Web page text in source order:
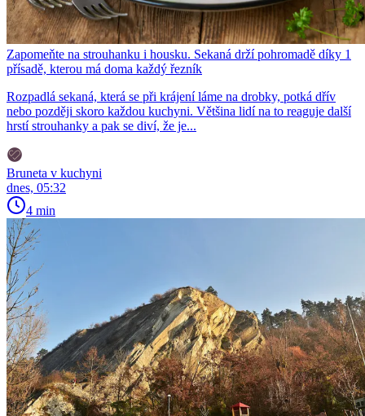
Zapomeňte na strouhanku i housku. Sekaná drží pohromadě díky 1
přísadě, kterou má doma každý řezník
Rozpadlá sekaná, která se při krájení láme na drobky, potká dřív
nebo později skoro každou kuchyni. Většina lidí na to reaguje další
hrstí strouhanky a pak se diví, že je...
Bruneta v kuchyni
dnes, 05:32
4 min